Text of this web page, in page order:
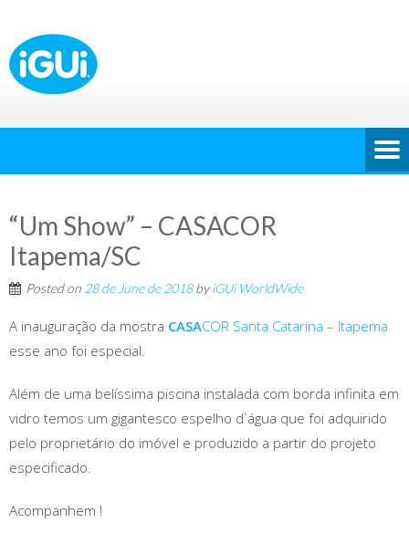
“Um Show” – CASACOR
Itapema/SC
Posted on 28 de June de 2018byiGUi WorldWide
A inauguração da mostra CASACOR Santa Catarina – Itapema
esse ano foi especial.
Além de uma belíssima piscina instalada com borda infinita em
vidro temos um gigantesco espelho d`água que foi adquirido
pelo proprietário do imóvel e produzido a partir do projeto
especificado.
Acompanhem !